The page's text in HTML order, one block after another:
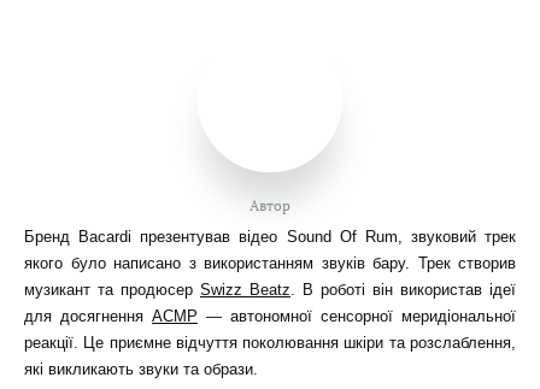
Автор
Бренд Bacardi презентував відео Sound Of Rum, звуковий трек
якого було написано з використанням звуків бару. Трек створив
музикант та продюсер Swizz Beatz. В роботі він використав ідеї
для досягнення АСМР — автономної сенсорної меридіональної
реакції. Це приємне відчуття поколювання шкіри та розслаблення,
які викликають звуки та образи.